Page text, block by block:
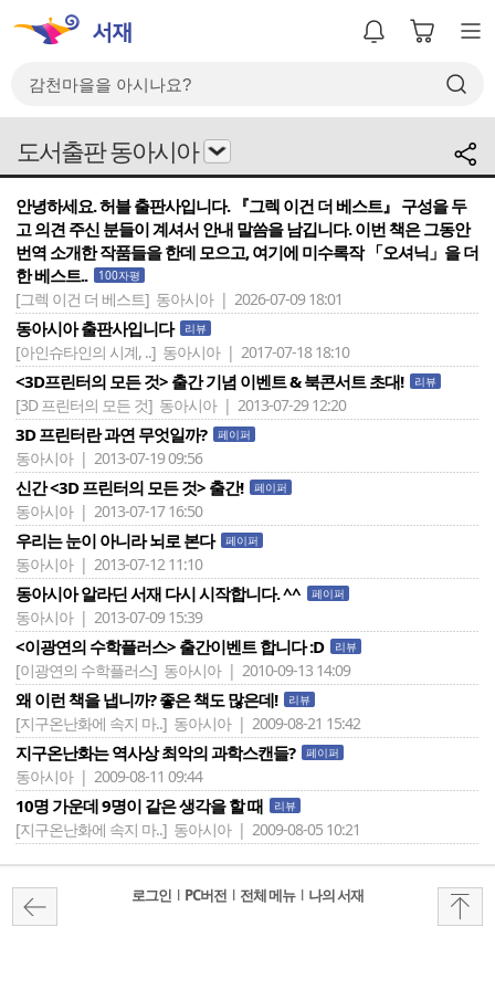
도서출판 동아시아
안녕하세요. 허블 출판사입니다. 『그렉 이건 더 베스트』 구성을 두
고 의견 주신 분들이 계셔서 안내 말씀을 남깁니다. 이번 책은 그동안
번역 소개한 작품들을 한데 모으고, 여기에 미수록작 「오셔닉」을 더
한 베스트..
100자평
[그렉 이건 더 베스트] 동아시아 | 2026-07-09 18:01
동아시아 출판사입니다 리뷰
[아인슈타인의 시계, ..] 동아시아 | 2017-07-18 18:10
<3D프린터의 모든 것> 출간 기념 이벤트 & 북콘서트 초대! 리뷰
[3D 프린터의 모든 것] 동아시아 | 2013-07-29 12:20
3D 프린터란 과연 무엇일까? 페이퍼
동아시아 | 2013-07-19 09:56
신간 <3D 프린터의 모든 것> 출간! 페이퍼
동아시아 | 2013-07-17 16:50
우리는 눈이 아니라 뇌로 본다 페이퍼
동아시아 | 2013-07-12 11:10
동아시아 알라딘 서재 다시 시작합니다. ^^ 페이퍼
동아시아 | 2013-07-09 15:39
<이광연의 수학플러스> 출간이벤트 합니다 :D 리뷰
[이광연의 수학플러스] 동아시아 | 2010-09-13 14:09
왜 이런 책을 냅니까? 좋은 책도 많은데! 리뷰
[지구온난화에 속지 마..] 동아시아 | 2009-08-21 15:42
지구온난화는 역사상 최악의 과학스캔들? 페이퍼
동아시아 | 2009-08-11 09:44
10명 가운데 9명이 같은 생각을 할 때 리뷰
[지구온난화에 속지 마..] 동아시아 | 2009-08-05 10:21
로그인 l PC버전 l 전체 메뉴 l 나의 서재